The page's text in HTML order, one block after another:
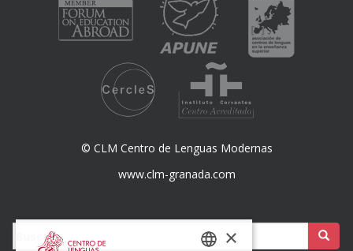
© CLM Centro de Lenguas Modernas
www.clm-granada.com
Buscar: ×